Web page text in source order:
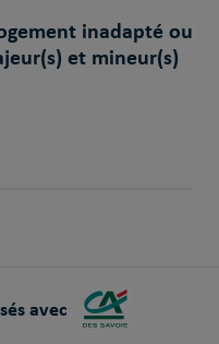
inadapté ou
et mineur(s)
avec